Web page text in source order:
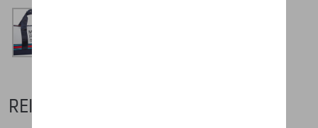
REISTAS, SAFARI - MARTINI RACING